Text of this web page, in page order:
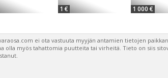
1 € 1 000 €
ei ota vastuuta myyjän antamien tietojen
olla myös tahattomia puutteita tai virheitä. Tieto on siis